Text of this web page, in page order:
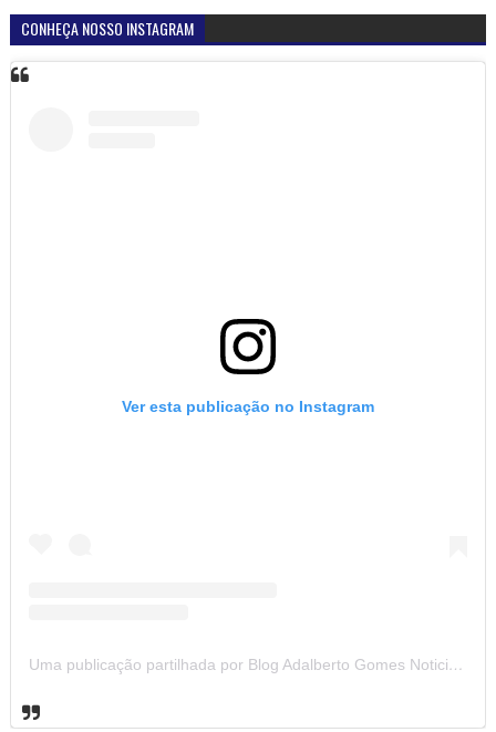
CONHEÇA NOSSO INSTAGRAM
Ver esta publicação no Instagram
Uma publicação partilhada por Blog Adalberto Gomes Noticias (@blogadalbertogomesnoticiass)